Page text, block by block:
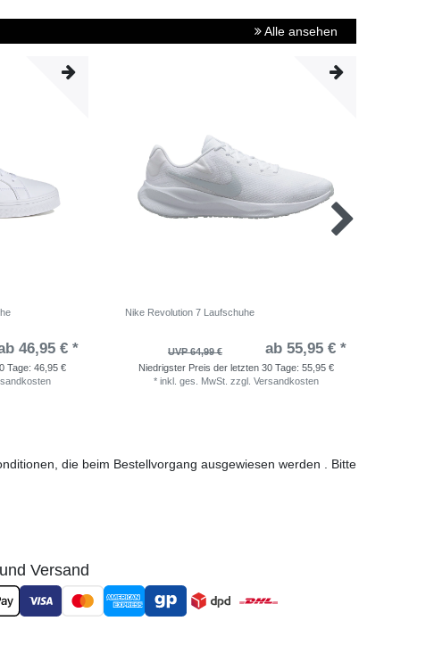
Alle ansehen
46,95 € *
Tage: 46,95 €
Nike Revolution 7 Laufschuhe
UVP 64,99 € ab 55,95 € *
Niedrigster Preis der letzten 30 Tage: 55,95 €
* inkl. ges. MwSt. zzgl. Versandkosten
die beim Bestellvorgang ausgewiesen werden . Bitte
Versand